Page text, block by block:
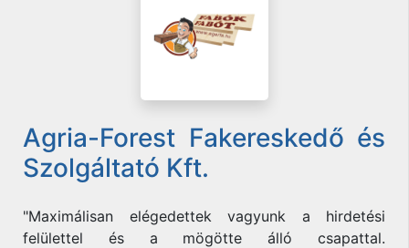
Agria-Forest Fakereskedő és
Szolgáltató Kft.
"Maximálisan elégedettek vagyunk a hirdetési
felülettel és a mögötte álló csapattal.